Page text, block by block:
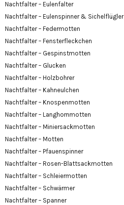
Nachtfalter – Eulenfalter
Nachtfalter – Eulenspinner & Sichelflügler
Nachtfalter – Federmotten
Nachtfalter – Fensterfleckchen
Nachtfalter – Gespinstmotten
Nachtfalter – Glucken
Nachtfalter – Holzbohrer
Nachtfalter – Kahneulchen
Nachtfalter – Knospenmotten
Nachtfalter – Langhornmotten
Nachtfalter – Miniersackmotten
Nachtfalter – Motten
Nachtfalter – Pfauenspinner
Nachtfalter – Rosen-Blattsackmotten
Nachtfalter – Schleiermotten
Nachtfalter – Schwärmer
Nachtfalter – Spanner